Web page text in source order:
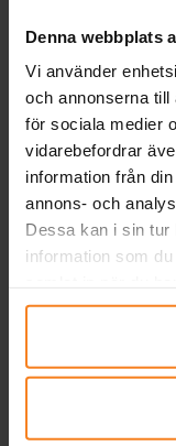
Denna webbplats
Vi använder
och annonserna till
för sociala medier
vidarebefordrar
information från
annons- och
Dessa kan i sin tur
information som
närsomhelst
Ballonger -
KÖP